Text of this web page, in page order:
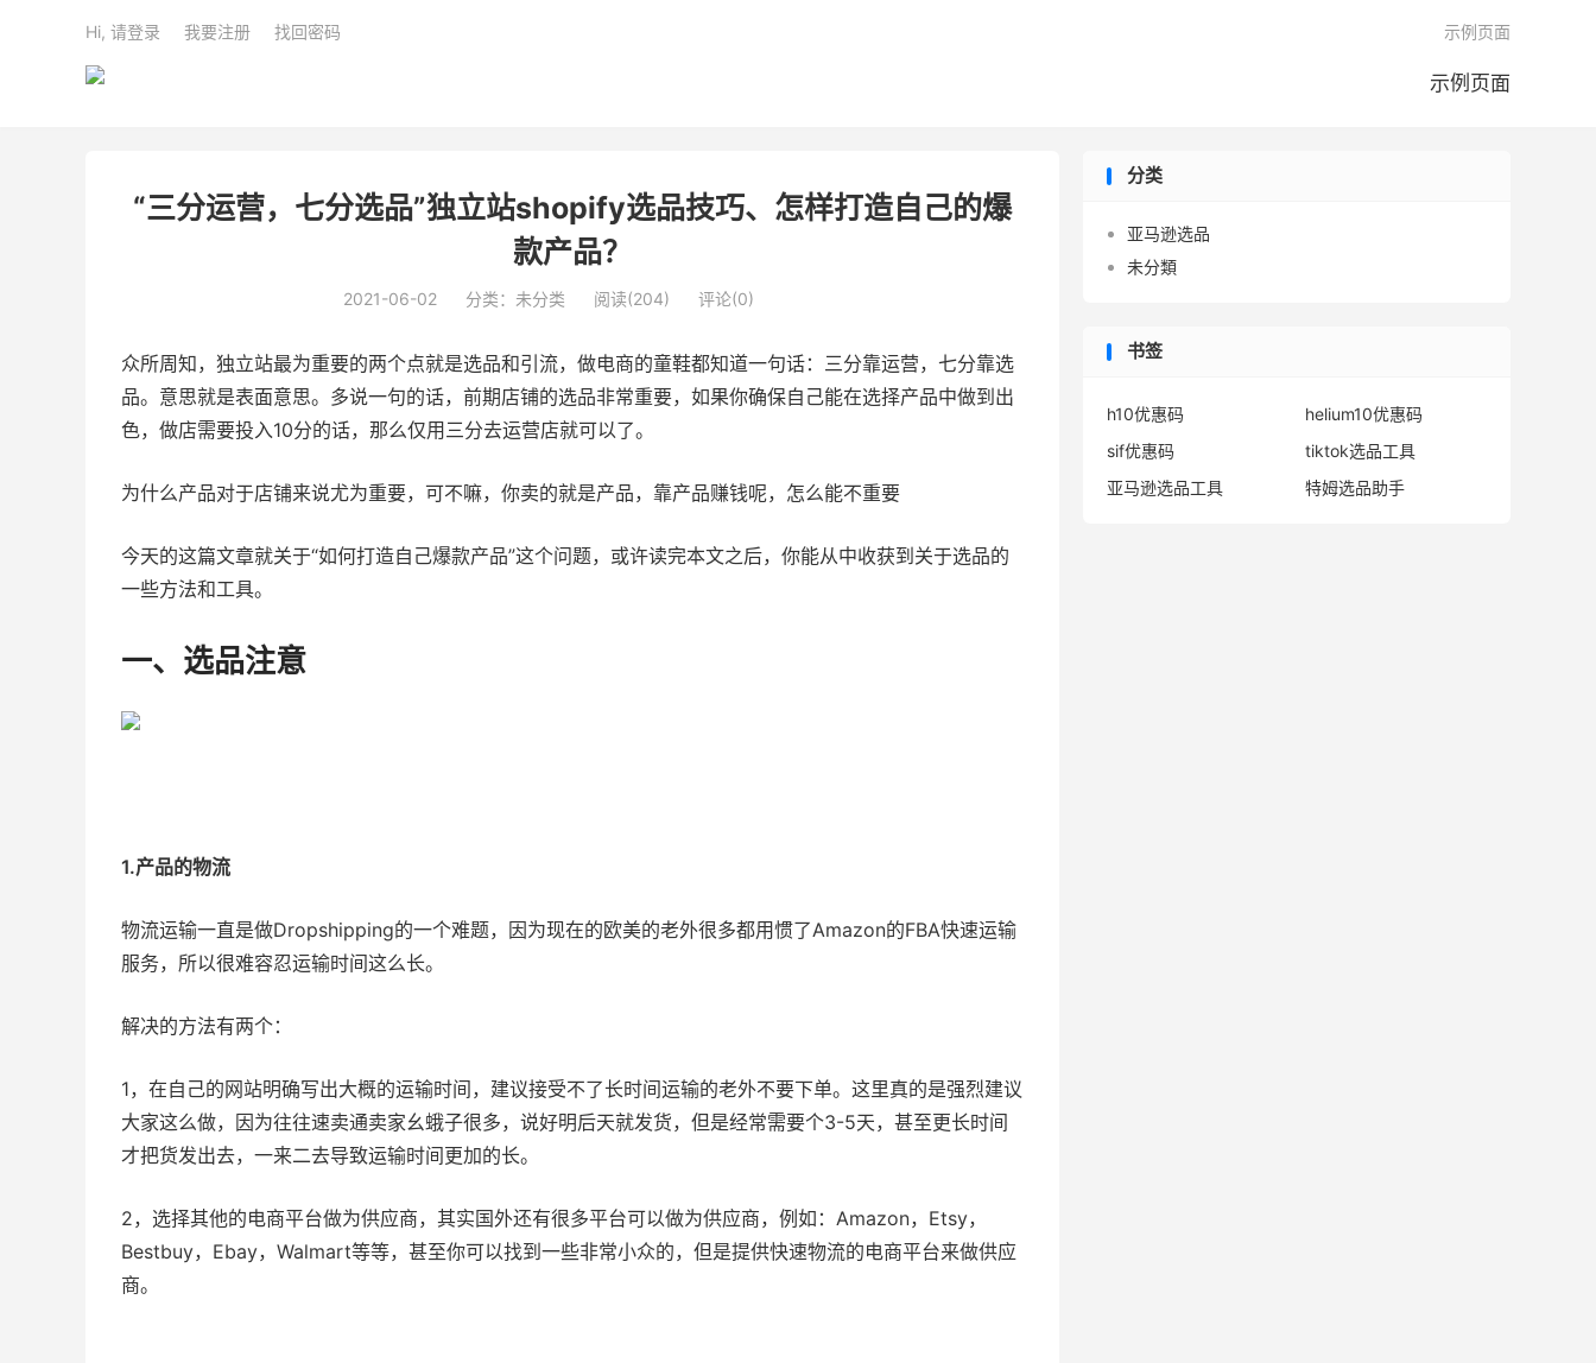
示例页面
示例页面
Hi, 请登录 我要注册 找回密码
“三分运营，七分选品”独立站shopify选品技巧、怎样打造自己的爆
款产品？
2021-06-02 分类：未分类 阅读(204) 评论(0)
众所周知，独立站最为重要的两个点就是选品和引流，做电商的童鞋都知道一句话：三分靠运营，七分靠选
品。意思就是表面意思。多说一句的话，前期店铺的选品非常重要，如果你确保自己能在选择产品中做到出
色，做店需要投入10分的话，那么仅用三分去运营店就可以了。
为什么产品对于店铺来说尤为重要，可不嘛，你卖的就是产品，靠产品赚钱呢，怎么能不重要
今天的这篇文章就关于“如何打造自己爆款产品”这个问题，或许读完本文之后，你能从中收获到关于选品的
一些方法和工具。
一、选品注意
1.产品的物流
物流运输一直是做Dropshipping的一个难题，因为现在的欧美的老外很多都用惯了Amazon的FBA快速运输
服务，所以很难容忍运输时间这么长。
解决的方法有两个：
1，在自己的网站明确写出大概的运输时间，建议接受不了长时间运输的老外不要下单。这里真的是强烈建议
大家这么做，因为往往速卖通卖家幺蛾子很多，说好明后天就发货，但是经常需要个3-5天，甚至更长时间
才把货发出去，一来二去导致运输时间更加的长。
2，选择其他的电商平台做为供应商，其实国外还有很多平台可以做为供应商，例如：Amazon，Etsy，
Bestbuy，Ebay，Walmart等等，甚至你可以找到一些非常小众的，但是提供快速物流的电商平台来做供应
商。
分类
亚马逊选品
未分類
书签
h10优惠码
helium10优惠码
sif优惠码
tiktok选品工具
亚马逊选品工具
特姆选品助手